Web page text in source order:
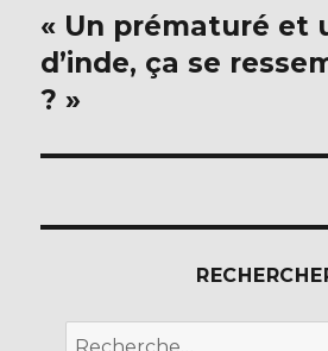
Publication
suivante :
« Un prématuré et
d’inde, ça se
? »
Recherche